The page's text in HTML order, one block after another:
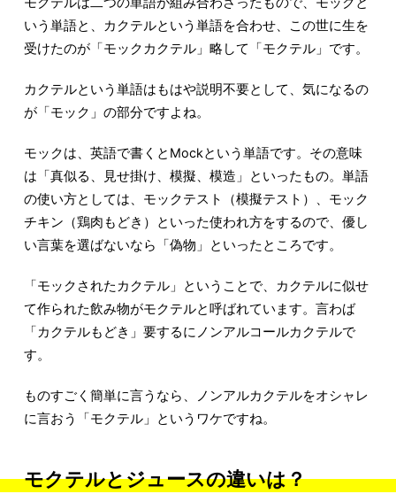
いう単語と、カクテルという単語を合わせ、この世に生を
受けたのが「モックカクテル」略して「モクテル」です。
カクテルという単語はもはや説明不要として、気になるの
が「モック」の部分ですよね。
モックは、英語で書くとMockという単語です。その意味
は「真似る、見せ掛け、模擬、模造」といったもの。単語
の使い方としては、モックテスト（模擬テスト）、モック
チキン（鶏肉もどき）といった使われ方をするので、優し
い言葉を選ばないなら「偽物」といったところです。
「モックされたカクテル」ということで、カクテルに似せ
て作られた飲み物がモクテルと呼ばれています。言わば
「カクテルもどき」要するにノンアルコールカクテルで
す。
ものすごく簡単に言うなら、ノンアルカクテルをオシャレ
に言おう「モクテル」というワケですね。
モクテルとジュースの違いは？